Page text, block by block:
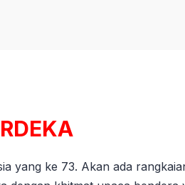
yang ke 73. Akan ada